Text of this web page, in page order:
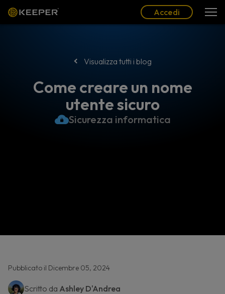
Accedi
Visualizza tutti i blog
Come creare un nome
utente sicuro
Sicurezza informatica
Pubblicato il Dicembre 05, 2024
Scritto da Ashley D'Andrea